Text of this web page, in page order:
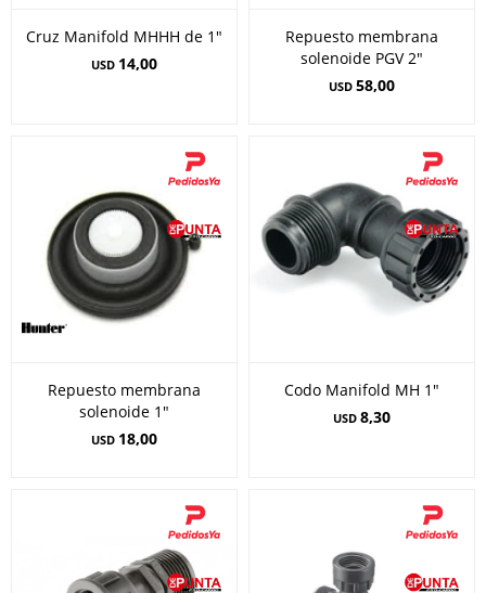
Cruz Manifold MHHH de 1"
USD 14,00
Repuesto membrana
solenoide PGV 2"
USD 58,00
Repuesto membrana
solenoide 1"
USD 18,00
Codo Manifold MH 1"
USD 8,30